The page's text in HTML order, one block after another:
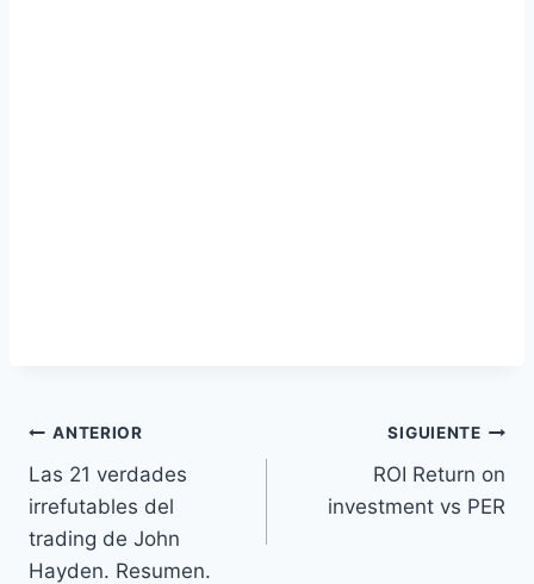
Navegación
de
entradas
ANTERIOR
Las 21 verdades
irrefutables del
trading de John
Hayden. Resumen.
SIGUIENTE
ROI Return on
investment vs PER